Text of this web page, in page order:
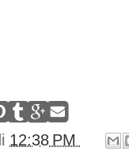
12:38 PM